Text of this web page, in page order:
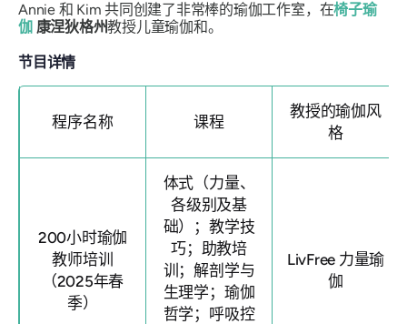
Annie 和 Kim 共同创建了非常棒的瑜伽工作室，在椅子瑜
伽康涅狄格州教授儿童瑜伽和。
节目详情
程序名称 课程
教授的瑜伽风
格
200小时瑜伽
教师培训
（2025年春
季）
体式（力量、
各级别及基
础）；教学技
巧；助教培
训；解剖学与
生理学；瑜伽
哲学；呼吸控
LivFree 力量瑜
伽